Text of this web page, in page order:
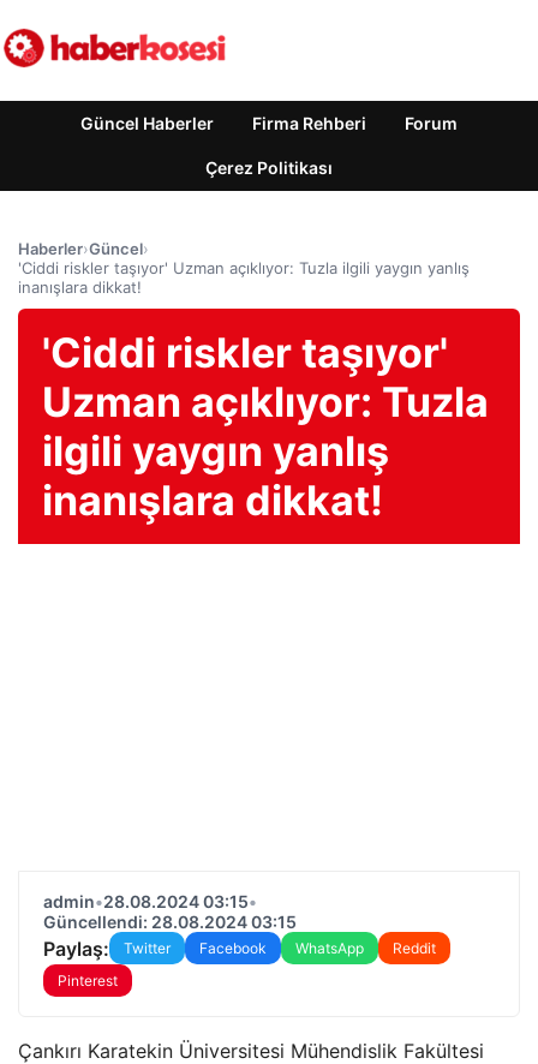
Güncel Haberler Firma Rehberi Forum
Çerez Politikası
Haberler›Güncel›
'Ciddi riskler taşıyor' Uzman açıklıyor: Tuzla ilgili yaygın yanlış
inanışlara dikkat!
'Ciddi riskler taşıyor'
Uzman açıklıyor: Tuzla
ilgili yaygın yanlış
inanışlara dikkat!
admin•28.08.2024 03:15•
Güncellendi: 28.08.2024 03:15
Paylaş: Twitter Facebook WhatsApp
Reddit
Pinterest
Çankırı Karatekin Üniversitesi Mühendislik Fakültesi